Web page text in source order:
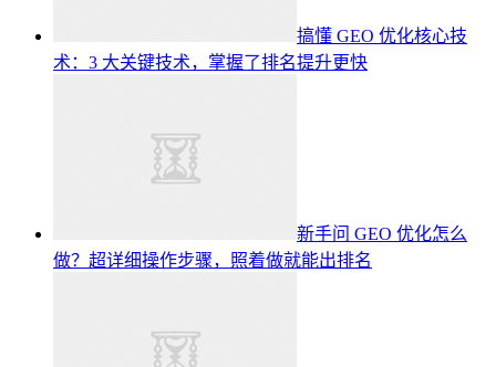
搞懂 GEO 优化核心技
术：3 大关键技术，掌握了排名提升更快
新手问 GEO 优化怎么
做？超详细操作步骤，照着做就能出排名